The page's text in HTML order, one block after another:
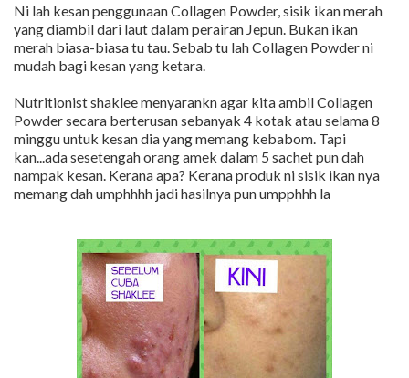
Ni lah kesan penggunaan Collagen Powder, sisik ikan merah
yang diambil dari laut dalam perairan Jepun. Bukan ikan
merah biasa-biasa tu tau. Sebab tu lah Collagen Powder ni
mudah bagi kesan yang ketara.
Nutritionist shaklee menyarankn agar kita ambil Collagen
Powder secara berterusan sebanyak 4 kotak atau selama 8
minggu untuk kesan dia yang memang kebabom. Tapi
kan...ada sesetengah orang amek dalam 5 sachet pun dah
nampak kesan. Kerana apa? Kerana produk ni sisik ikan nya
memang dah umphhhh jadi hasilnya pun umpphhh la